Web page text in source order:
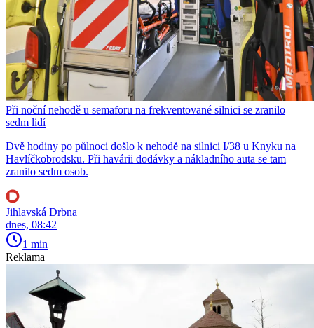
Při noční nehodě u semaforu na frekventované silnici se zranilo
sedm lidí
Dvě hodiny po půlnoci došlo k nehodě na silnici I/38 u Knyku na
Havlíčkobrodsku. Při havárii dodávky a nákladního auta se tam
zranilo sedm osob.
Jihlavská Drbna
dnes, 08:42
1 min
Reklama